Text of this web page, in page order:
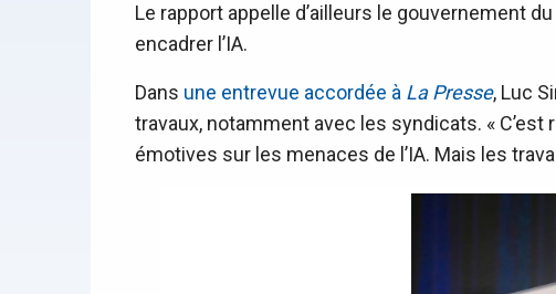
Le rapport appelle d’ailleurs le gouvernement
encadrer l’IA.
Dans une entrevue accordée à La Presse, Luc
travaux, notamment avec les syndicats. «
émotives sur les menaces de l’IA. Mais les